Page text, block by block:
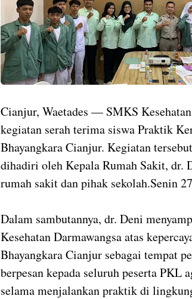
Cianjur, Waetades — SMKS
kegiatan serah terima siswa Praktik
Bhayangkara Cianjur. Kegiatan
dihadiri oleh Kepala Rumah Sakit, dr.
rumah sakit dan pihak sekolah.Senin
Dalam sambutannya, dr. Deni
Kesehatan Darmawangsa atas
Bhayangkara Cianjur sebagai tempat
berpesan kepada seluruh peserta PKL
selama menjalankan praktik di